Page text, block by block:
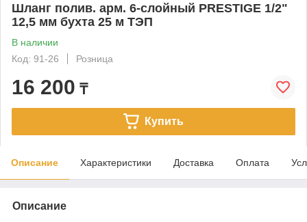
Шланг полив. арм. 6-слойный PRESTIGE 1/2"
12,5 мм бухта 25 м ТЭП
В наличии
Код: 91-26
Розница
16 200 ₸
Купить
Описание Характеристики Доставка Оплата
Описание